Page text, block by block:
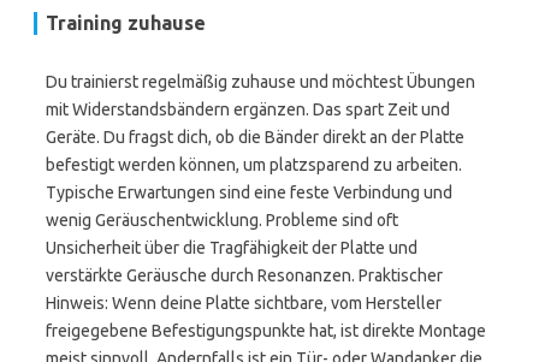
Training zuhause
Du trainierst regelmäßig zuhause und möchtest Übungen
mit Widerstandsbändern ergänzen. Das spart Zeit und
Geräte. Du fragst dich, ob die Bänder direkt an der Platte
befestigt werden können, um platzsparend zu arbeiten.
Typische Erwartungen sind eine feste Verbindung und
wenig Geräuschentwicklung. Probleme sind oft
Unsicherheit über die Tragfähigkeit der Platte und
verstärkte Geräusche durch Resonanzen. Praktischer
Hinweis: Wenn deine Platte sichtbare, vom Hersteller
freigegebene Befestigungspunkte hat, ist direkte Montage